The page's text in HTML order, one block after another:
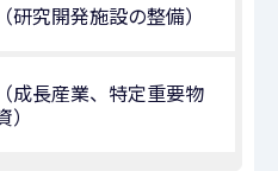
究開発施設の整備）
成長産業、特定重要物